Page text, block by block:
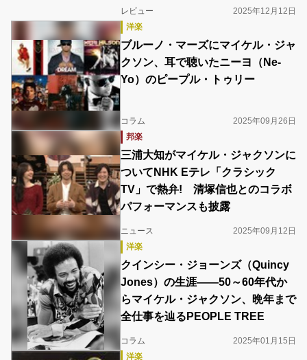
レビュー
2025年12月12日
洋楽
ブルーノ・マーズにマイケル・ジャ
クソン、耳で聴いたニーヨ（Ne-
Yo）のピープル・トゥリー
コラム
2025年09月26日
邦楽
三浦大知がマイケル・ジャクソンに
ついてNHK Eテレ「クラシック
TV」で熱弁! 清塚信也とのコラボ
パフォーマンスも披露
ニュース
2025年09月12日
洋楽
クインシー・ジョーンズ（Quincy
Jones）の生涯――50～60年代か
らマイケル・ジャクソン、晩年まで
全仕事を辿るPEOPLE TREE
コラム
2025年01月15日
洋楽